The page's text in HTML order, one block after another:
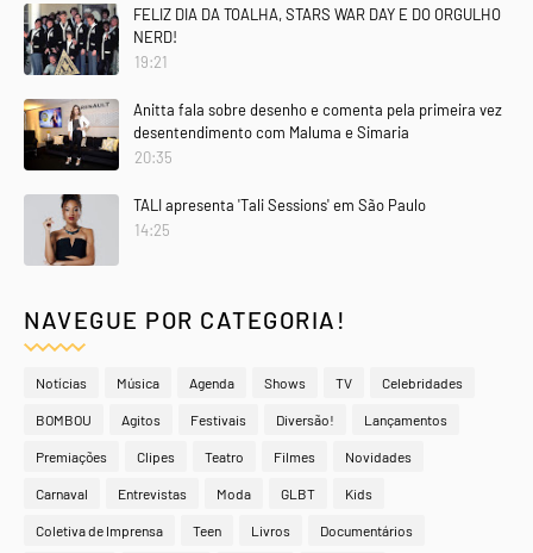
FELIZ DIA DA TOALHA, STARS WAR DAY E DO ORGULHO
NERD!
19:21
Anitta fala sobre desenho e comenta pela primeira vez
desentendimento com Maluma e Simaria
20:35
TALI apresenta 'Tali Sessions' em São Paulo
14:25
NAVEGUE POR CATEGORIA!
Notícias Música Agenda Shows TV Celebridades
BOMBOU Agitos Festivais Diversão! Lançamentos
Premiações Clipes Teatro Filmes Novidades
Carnaval Entrevistas Moda GLBT Kids
Coletiva de Imprensa Teen Livros Documentários